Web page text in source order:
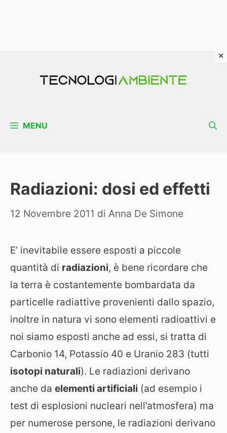
MENU
Radiazioni: dosi ed effetti
12 Novembre 2011 di Anna De Simone
E’ inevitabile essere esposti a piccole
quantità di radiazioni, è bene ricordare che
la terra è costantemente bombardata da
particelle radiattive provenienti dallo spazio,
inoltre in natura vi sono elementi radioattivi e
noi siamo esposti anche ad essi, si tratta di
Carbonio 14, Potassio 40 e Uranio 283 (tutti
isotopi naturali). Le radiazioni derivano
anche da elementi artificiali (ad esempio i
test di esplosioni nucleari nell’atmosfera) ma
per numerose persone, le radiazioni derivano